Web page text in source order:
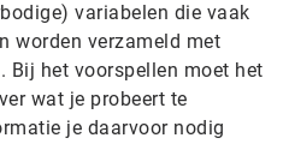
variabelen die vaak
worden verzameld met
Bij het voorspellen moet het
wat je probeert te
je daarvoor nodig